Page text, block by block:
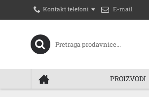
Kontakt telefoni E-mail
PROIZVODI